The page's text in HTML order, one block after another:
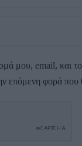
μου, email, και
επόμενη φορά